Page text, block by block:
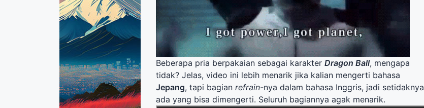
Beberapa pria berpakaian sebagai karakter Dragon Ball, mengapa
tidak? Jelas, video ini lebih menarik jika kalian mengerti bahasa
Jepang, tapi bagian refrain-nya dalam bahasa Inggris, jadi setidaknya
ada yang bisa dimengerti. Seluruh bagiannya agak menarik.